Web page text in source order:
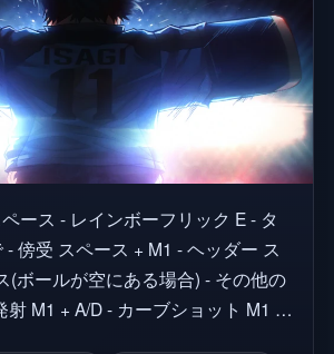
ース - レインボーフリック E - タ
- 傍受 スペース + M1 - ヘッダー ス
(ボールが空にある場合) - その他の
射 M1 + A/D - カーブショット M1 +
ント M1 + M2 タイム - パリー M1